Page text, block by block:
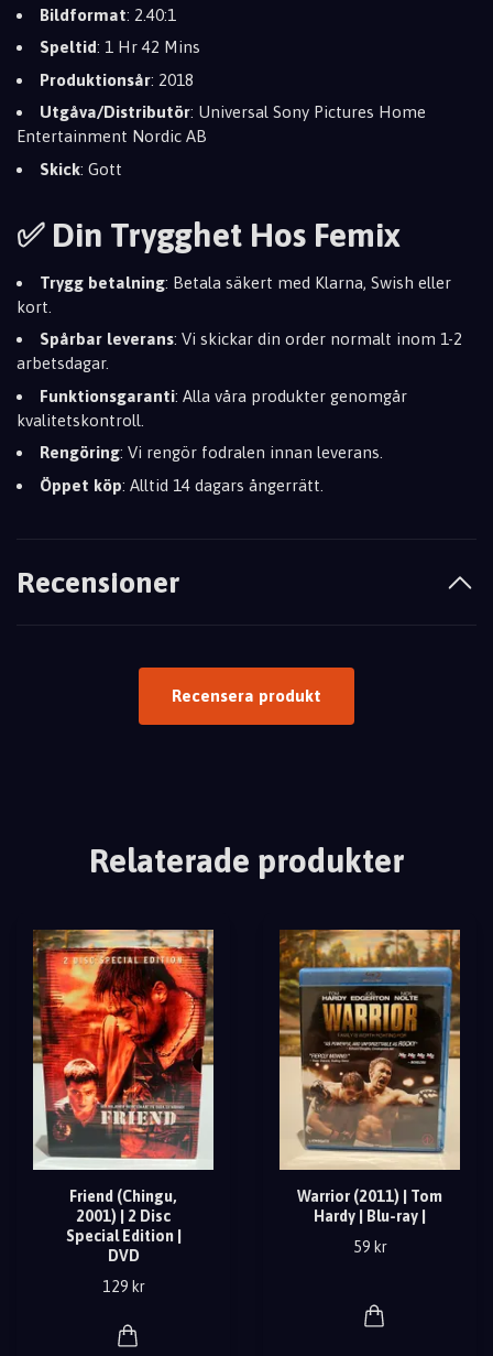
Bildformat: 2.40:1
Speltid: 1 Hr 42 Mins
Produktionsår: 2018
Utgåva/Distributör: Universal Sony Pictures Home
Entertainment Nordic AB
Skick: Gott
✅ Din Trygghet Hos Femix
Trygg betalning: Betala säkert med Klarna, Swish eller
kort.
Spårbar leverans: Vi skickar din order normalt inom 1-2
arbetsdagar.
Funktionsgaranti: Alla våra produkter genomgår
kvalitetskontroll.
Rengöring: Vi rengör fodralen innan leverans.
Öppet köp: Alltid 14 dagars ångerrätt.
Recensioner
Recensera produkt
Relaterade produkter
Friend (Chingu,
2001) | 2 Disc
Special Edition |
DVD
129 kr
Warrior (2011) | Tom
Hardy | Blu-ray |
59 kr